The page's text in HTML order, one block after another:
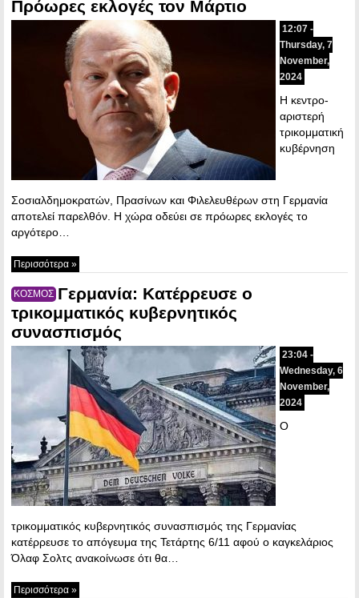
Πρόωρες εκλογές τον Μάρτιο
12:07 -
Thursday, 7
November,
2024
Η κεντρο-
αριστερή
τρικομματική
κυβέρνηση
Σοσιαλδημοκρατών, Πρασίνων και Φιλελευθέρων στη Γερμανία
αποτελεί παρελθόν. Η χώρα οδεύει σε πρόωρες εκλογές το
αργότερο…
Περισσότερα »
ΚΟΣΜΟΣ Γερμανία: Κατέρρευσε ο
τρικομματικός κυβερνητικός
συνασπισμός
23:04 -
Wednesday, 6
November,
2024
Ο
τρικομματικός κυβερνητικός συνασπισμός της Γερμανίας
κατέρρευσε το απόγευμα της Τετάρτης 6/11 αφού ο καγκελάριος
Όλαφ Σολτς ανακοίνωσε ότι θα…
Περισσότερα »